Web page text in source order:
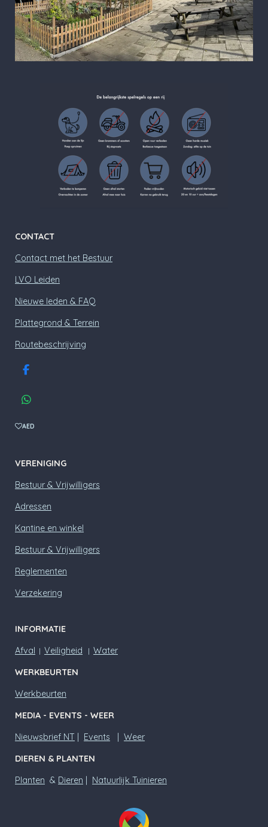
CONTACT
Contact met het Bestuur
LVO Leiden
Nieuwe leden & FAQ
Plattegrond & Terrein
Routebeschrijving
F
c
e
o
W
a
A
p
p
AED
VERENIGING
Bestuur & Vrijwilligers
Adressen
Kantine en winkel
Bestuur & Vrijwilligers
Reglementen
Verzekering
INFORMATIE
Afval | Veiligheid | Water
WERKBEURTEN
Werkbeurten
MEDIA - EVENTS - WEER
Nieuwsbrief NT
Events
Weer
DIEREN & PLANTEN
Planten & Dieren Natuurlijk Tuinieren